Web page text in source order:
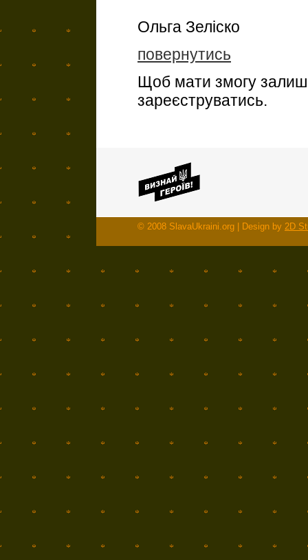
Ольга Зеліско
повернутись
Щоб мати змогу
зареєструватись.
© 2008 SlavaUkraini.org | Design by 2D